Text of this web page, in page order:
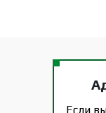
Если